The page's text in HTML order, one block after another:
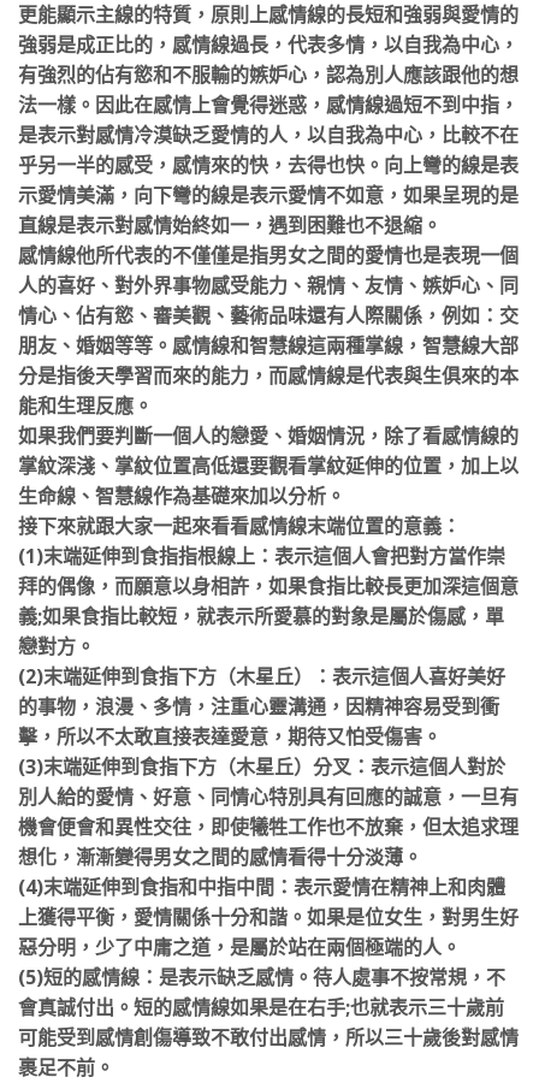
更能顯示主線的特質，原則上感情線的長短和強弱與愛情的
強弱是成正比的，感情線過長，代表多情，以自我為中心，
有強烈的佔有慾和不服輸的嫉妒心，認為別人應該跟他的想
法一樣。因此在感情上會覺得迷惑， 感情線過短不到中指，
是表示對感情冷漠缺乏愛情的人，以自我為中心，比較不在
乎另一半的感受，感情來的快，去得也快。向上彎的線是表
示愛情美滿，向下彎的線是表示愛情不如意，如果呈現的是
直線是表示對感情始終如一，遇到困難也不退縮。
感情線他所代表的不僅僅是指男女之間的愛情也是表現一個
人的喜好、對外界事物感受能力、親情、友情、嫉妒心、同
情心、佔有慾、審美觀、藝術品味還有人際關係， 例如：交
朋友、婚姻等等。感情線和智慧線這兩種掌線，智慧線大部
分是指後天學習而來的能力，而感情線是代表與生俱來的本
能和生理反應。
如果我們要判斷一個人的戀愛、婚姻情況，除了看感情線的
掌紋深淺、掌紋位置高低還要觀看掌紋延伸的位置，加上以
生命線、智慧線作為基礎來加以分析。
接下來就跟大家一起來看看感情線末端位置的意義：
(1)末端延伸到食指指根線上：表示這個人會把對方當作崇
拜的偶像，而願意以身相許，如果食指比較長更加深這個意
義;如果食指比較短，就表示所愛慕的對象是屬於傷感， 單
戀對方。
(2)末端延伸到食指下方（木星丘）：表示這個人喜好美好
的事物，浪漫、多情，注重心靈溝通，因精神容易受到衝
擊，所以不太敢直接表達愛意，期待又怕受傷害。
(3)末端延伸到食指下方（木星丘）分叉：表示這個人對於
別人給的愛情、好意、同情心特別具有回應的誠意，一旦有
機會便會和異性交往，即使犧牲工作也不放棄，但太追求理
想化， 漸漸變得男女之間的感情看得十分淡薄。
(4)末端延伸到食指和中指中間：表示愛情在精神上和肉體
上獲得平衡，愛情關係十分和諧。如果是位女生，對男生好
惡分明，少了中庸之道，是屬於站在兩個極端的人。
(5)短的感情線：是表示缺乏感情。待人處事不按常規，不
會真誠付出。短的感情線如果是在右手;也就表示三十歲前
可能受到感情創傷導致不敢付出感情， 所以三十歲後對感情
裹足不前。